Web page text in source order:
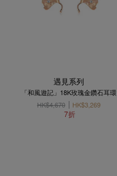
遇見系列
「和風遊記」18K玫瑰金鑽石耳環
HK$4,670
HK$3,269
7折